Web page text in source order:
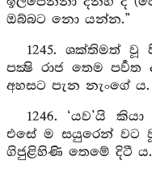
ඔබ්බට නො යන්න.”
1245. ශක්තිමත්
පක්‍ෂි රාජ තෙම
අහසට පැන නැංගේ ය.
1246. ‘යව’යි
එසේ ම සයුරෙන් වට
ගිජුළිහිණි තෙමේ දිටී ය.